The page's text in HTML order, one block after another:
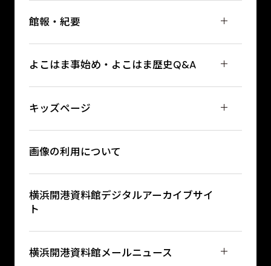
館報・紀要
よこはま事始め・よこはま歴史Q&A
キッズページ
画像の利用について
横浜開港資料館デジタルアーカイブサイ
ト
横浜開港資料館メールニュース